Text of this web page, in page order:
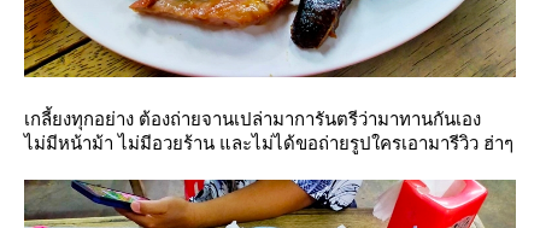
เกลี้ยงทุกอย่าง ต้องถ่ายจานเปล่ามาการันตรีว่ามาทานกันเอง
ไม่มีหน้าม้า ไม่มีอวยร้าน และไม่ได้ขอถ่ายรูปใครเอามารีวิว ฮ่าๆ